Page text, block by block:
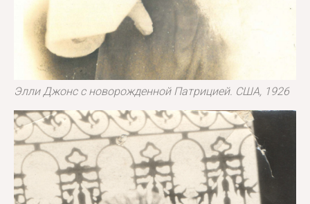
Элли Джонс с новорожденной Патрицией. США, 1926